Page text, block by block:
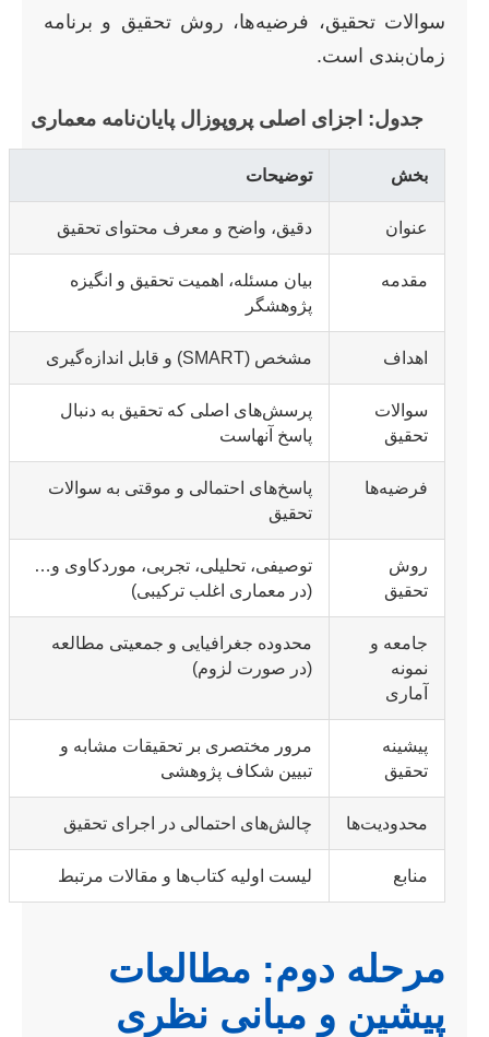
سوالات تحقیق، فرضیه‌ها، روش تحقیق و برنامه
زمان‌بندی است.
جدول: اجزای اصلی پروپوزال پایان‌نامه معماری
بخش توضیحات
عنوان دقیق، واضح و معرف محتوای تحقیق
مقدمه
بیان مسئله، اهمیت تحقیق و انگیزه
پژوهشگر
اهداف مشخص (SMART) و قابل اندازه‌گیری
سوالات
تحقیق
پرسش‌های اصلی که تحقیق به دنبال
پاسخ آنهاست
فرضیه‌ها
پاسخ‌های احتمالی و موقتی به سوالات
تحقیق
روش
تحقیق
توصیفی، تحلیلی، تجربی، موردکاوی و…
(در معماری اغلب ترکیبی)
جامعه و
نمونه
آماری
محدوده جغرافیایی و جمعیتی مطالعه
(در صورت لزوم)
پیشینه
تحقیق
مرور مختصری بر تحقیقات مشابه و
تبیین شکاف پژوهشی
محدودیت‌ها چالش‌های احتمالی در اجرای تحقیق
منابع لیست اولیه کتاب‌ها و مقالات مرتبط
مرحله دوم: مطالعات
پیشین و مبانی نظری